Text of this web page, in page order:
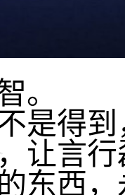
。
是得
让言
东西